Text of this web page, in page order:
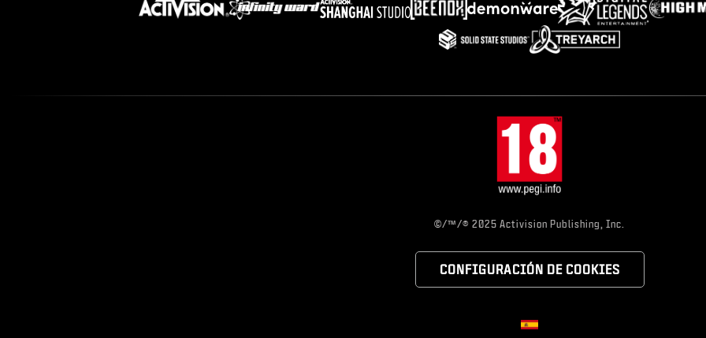
©/™/® 2025 Activision Publishing, Inc.
CONFIGURACIÓN DE COOKIES